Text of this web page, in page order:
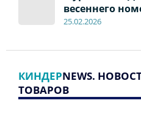
весеннего
25.02.2026
КИНДЕРNEWS.
ТОВАРОВ